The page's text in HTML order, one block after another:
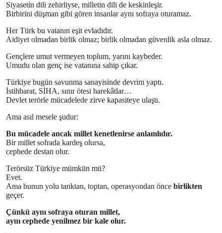
Siyasetin dili zehirliyse, milletin dili de keskinleşir.
Birbirini düşman gibi gören insanlar aynı sofraya oturamaz.
Her Türk bu vatanın eşit evladıdır.
Aidiyet olmadan birlik olmaz; birlik olmadan güvenlik asla olmaz.
Gençlere umut vermeyen toplum, yarını kaybeder.
Umudu olan genç ise vatanına sahip çıkar.
Türkiye bugün savunma sanayisinde devrim yaptı.
İstihbarat, SİHA, sınır ötesi harekâtlar…
Devlet terörle mücadelede zirve kapasiteye ulaştı.
Ama asıl mesele şudur:
Bu mücadele ancak millet kenetlenirse anlamlıdır.
Bir millet sofrada kardeş olursa,
cephede destan olur.
Terörsüz Türkiye mümkün mü?
Evet.
Ama bunun yolu tanktan, toptan, operasyondan önce birlikten
geçer.
Çünkü aynı sofraya oturan millet,
aynı cephede yenilmez bir kale olur.